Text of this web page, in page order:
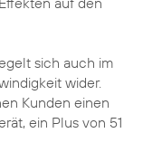
sich auch im
wider.
Kunden einen
ein Plus von 51